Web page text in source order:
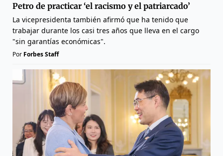
Petro de practicar ‘el racismo y el patriarcado’
La vicepresidenta también afirmó que ha tenido que
trabajar durante los casi tres años que lleva en el cargo
"sin garantías económicas".
Por Forbes Staff